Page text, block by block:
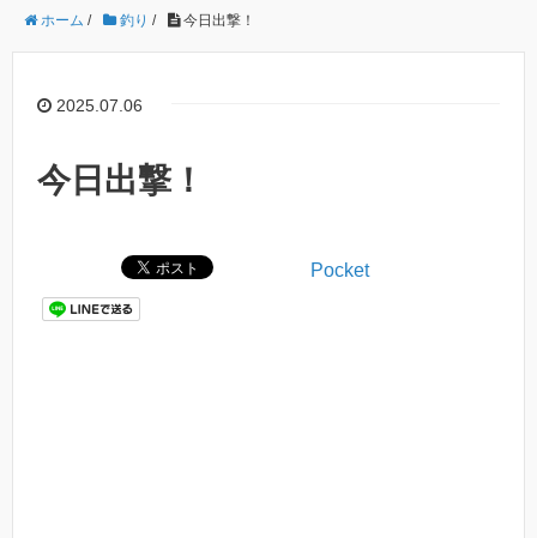
ホーム / 釣り / 今日出撃！
2025.07.06
今日出撃！
Pocket